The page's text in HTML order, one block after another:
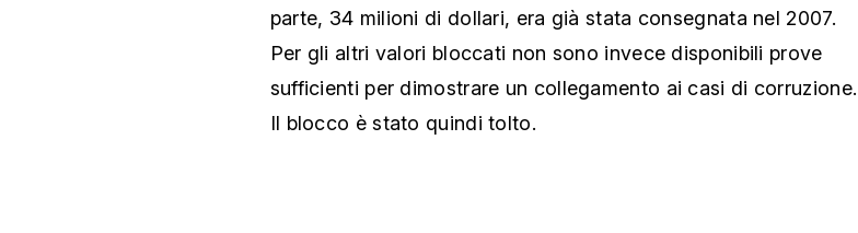
parte, 34 milioni di dollari, era già stata consegnata nel 2007.
Per gli altri valori bloccati non sono invece disponibili prove
sufficienti per dimostrare un collegamento ai casi di corruzione.
Il blocco è stato quindi tolto.